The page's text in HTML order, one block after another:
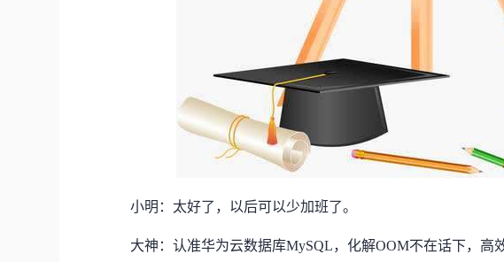
小明：太好了，以后可以少加班了。
大神：认准华为云数据库MySQL，化解OOM不在话下，高